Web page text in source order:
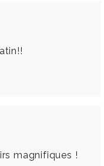
magnifiques !